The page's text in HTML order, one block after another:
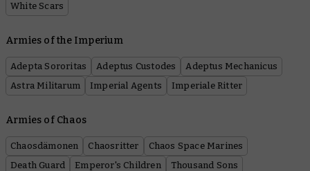
White Scars
Armies of the Imperium
Adepta Sororitas Adeptus Custodes
Adeptus Mechanicus
Astra Militarum
Imperial Agents Imperiale Ritter
Armies of Chaos
Chaosdämonen Chaosritter
Chaos Space Marines
Death Guard
Emperor's Children
Thousand Sons